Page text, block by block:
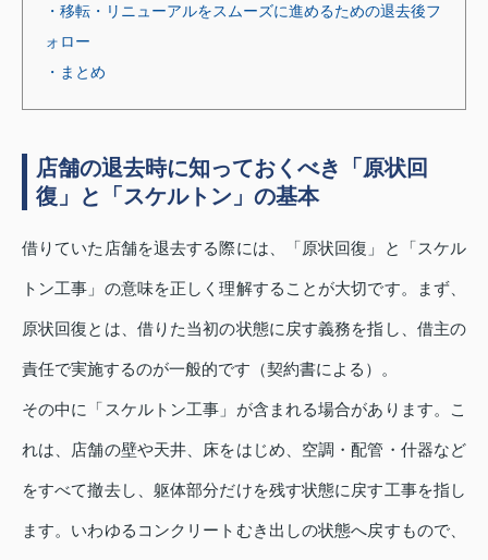
・移転・リニューアルをスムーズに進めるための退去後フ
ォロー
・まとめ
店舗の退去時に知っておくべき「原状回
復」と「スケルトン」の基本
借りていた店舗を退去する際には、「原状回復」と「スケル
トン工事」の意味を正しく理解することが大切です。まず、
原状回復とは、借りた当初の状態に戻す義務を指し、借主の
責任で実施するのが一般的です（契約書による）。
その中に「スケルトン工事」が含まれる場合があります。こ
れは、店舗の壁や天井、床をはじめ、空調・配管・什器など
をすべて撤去し、躯体部分だけを残す状態に戻す工事を指し
ます。いわゆるコンクリートむき出しの状態へ戻すもので、